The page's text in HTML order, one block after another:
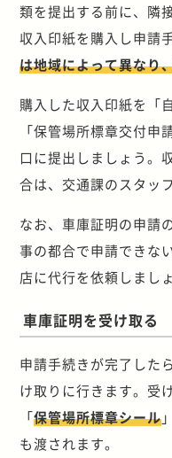
類を提出する前に、隣
収入印紙を購入し申請
は地域によって異な
購入した収入印紙を「
「保管場所標章交付申
口に提出しましょう。
合は、交通課のスタッ
なお、車庫証明の申請
事の都合で申請できな
店に代行を依頼しましょ
車庫証明を受け取る
申請手続きが完了した
け取りに行きます。受
「保管場所標章シール
も渡されます。